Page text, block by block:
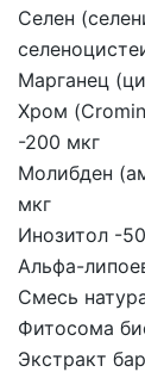
Селен
Марганец
Хром
-200 мкг
Молибден
мкг
Инозитол -
Альфа-
Смесь
Фитосома
Экстракт